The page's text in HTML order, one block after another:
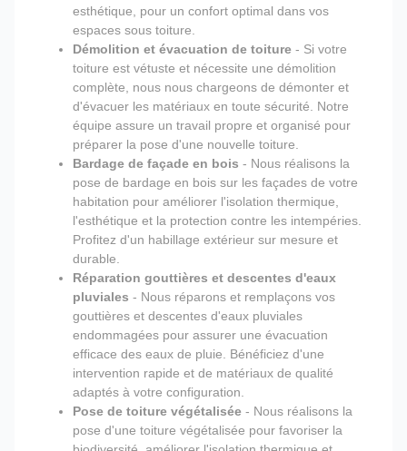
esthétique, pour un confort optimal dans vos
espaces sous toiture.
Démolition et évacuation de toiture - Si votre
toiture est vétuste et nécessite une démolition
complète, nous nous chargeons de démonter et
d'évacuer les matériaux en toute sécurité. Notre
équipe assure un travail propre et organisé pour
préparer la pose d'une nouvelle toiture.
Bardage de façade en bois - Nous réalisons la
pose de bardage en bois sur les façades de votre
habitation pour améliorer l'isolation thermique,
l'esthétique et la protection contre les intempéries.
Profitez d'un habillage extérieur sur mesure et
durable.
Réparation gouttières et descentes d'eaux
pluviales - Nous réparons et remplaçons vos
gouttières et descentes d'eaux pluviales
endommagées pour assurer une évacuation
efficace des eaux de pluie. Bénéficiez d'une
intervention rapide et de matériaux de qualité
adaptés à votre configuration.
Pose de toiture végétalisée - Nous réalisons la
pose d'une toiture végétalisée pour favoriser la